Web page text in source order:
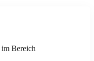
Bereich